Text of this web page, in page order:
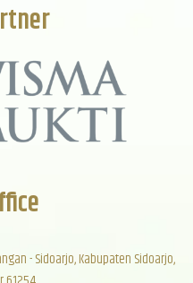
- Sidoarjo, Kabupaten Sidoarjo,